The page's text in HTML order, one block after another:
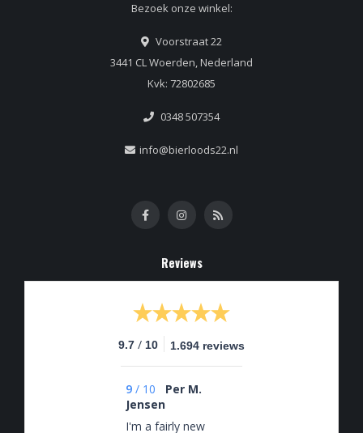
Bezoek onze winkel:
Voorstraat 22
3441 CL Woerden, Nederland
Kvk: 72802685
0348 507354
info@bierloods22.nl
Reviews
9.7 / 10 1.694 reviews
9 / 10
Per M.
Jensen
I'm a fairly new